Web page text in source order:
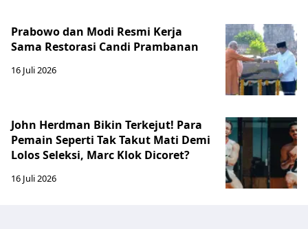
Prabowo dan Modi Resmi Kerja
Sama Restorasi Candi Prambanan
16 Juli 2026
John Herdman Bikin Terkejut! Para
Pemain Seperti Tak Takut Mati Demi
Lolos Seleksi, Marc Klok Dicoret?
16 Juli 2026